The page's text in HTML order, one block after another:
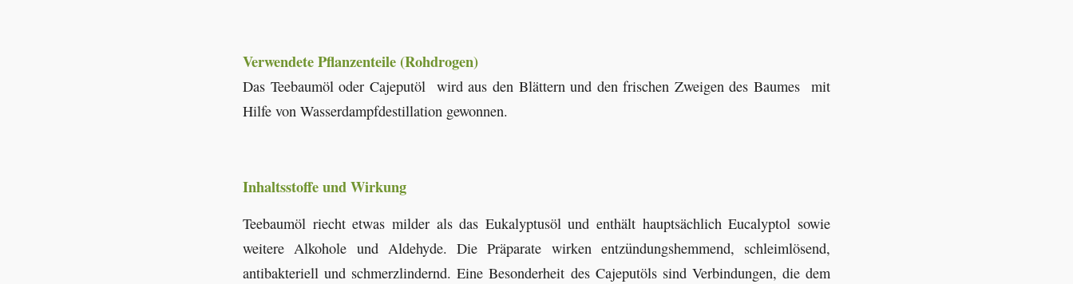
Verwendete Pflanzenteile (Rohdrogen)
Das Teebaumöl oder Cajeputöl wird aus den Blättern und den frischen Zweigen des Baumes mit
Hilfe von Wasserdampfdestillation gewonnen.
Inhaltsstoffe und Wirkung
Teebaumöl riecht etwas milder als das Eukalyptusöl und enthält hauptsächlich Eucalyptol sowie
weitere Alkohole und Aldehyde. Die Präparate wirken entzündungshemmend, schleimlösend,
antibakteriell und schmerzlindernd. Eine Besonderheit des Cajeputöls sind Verbindungen, die dem